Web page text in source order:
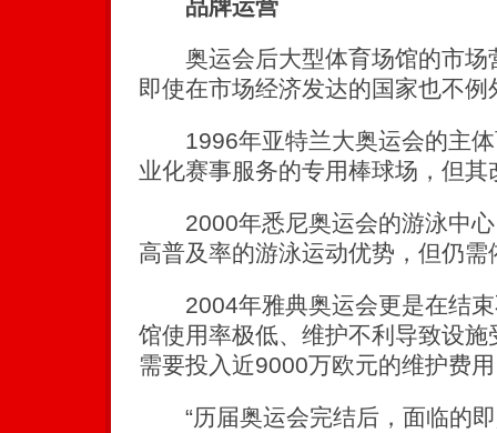
品牌运营
奥运会后大型体育场馆的市场
即使在市场经济发达的国家也不
1996年亚特兰大奥运会的主体
业化赛事服务的专用棒球场，但
2000年悉尼奥运会的游泳中心
高普及率的游泳运动优势，但仍
2004年雅典奥运会更是在结束
馆使用率极低、维护不利导致设
需要投入近9000万欧元的维护费
“历届奥运会完结后，面临的即